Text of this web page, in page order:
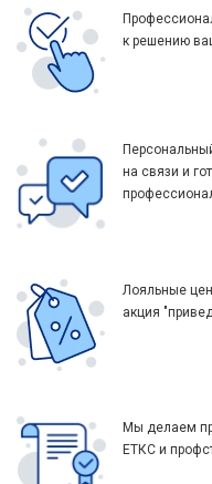
к решению
на связи и
Лояльные
акция
Мы делаем
ЕТКС и